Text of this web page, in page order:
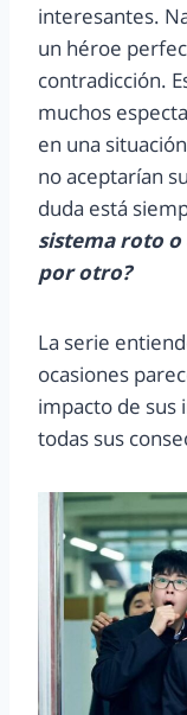
interesantes.
un héroe
contradicción.
muchos
en una
no aceptarían
duda está
sistema roto
por otro?
La serie
ocasiones
impacto de sus
todas sus